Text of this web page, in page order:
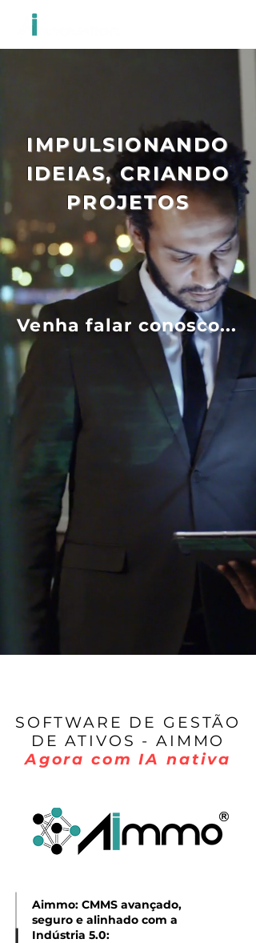
IMPULSIONANDO
IDEIAS, CRIANDO
PROJETOS
Venha falar conosco...
SOFTWARE DE GESTÃO
DE ATIVOS - AIMMO
Agora com IA nativa
Aimmo: CMMS avançado,
seguro e alinhado com a
Indústria 5.0: